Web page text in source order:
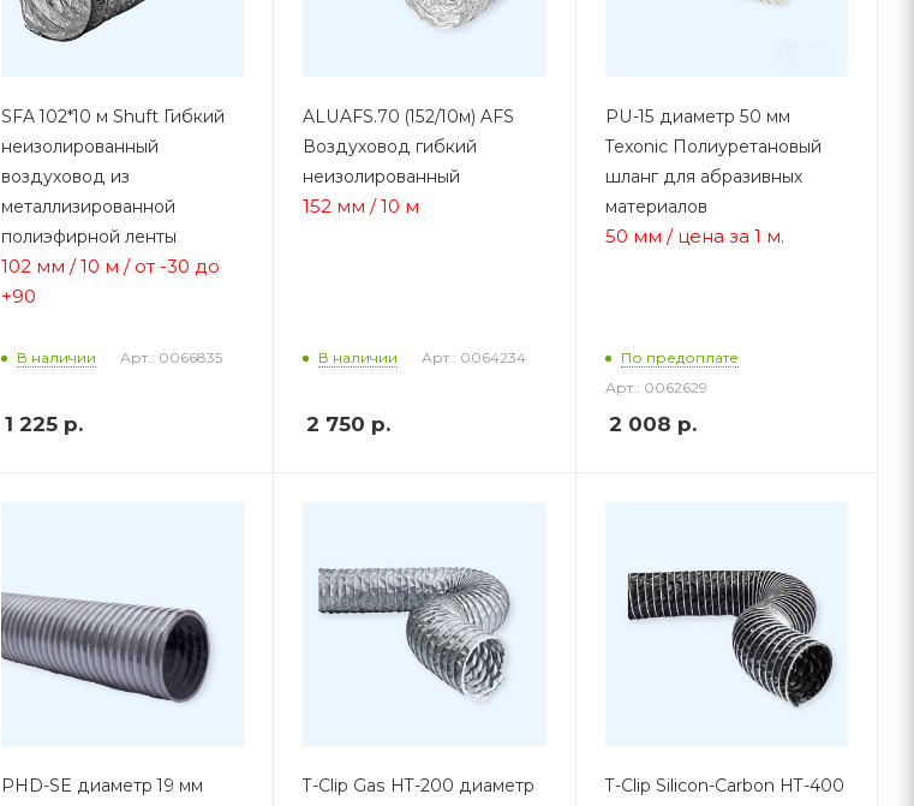
SFA 102*10 м Shuft Гибкий
неизолированный
воздуховод из
металлизированной
полиэфирной ленты
102 мм / 10 м / от -30 до
+90
В наличии Арт.: 0066835
1 225р.
ALUAFS.70 (152/10м) AFS
Воздуховод гибкий
неизолированный
152 мм / 10 м
В наличии Арт.: 0064234
2 750 р.
PU-15 диаметр 50 мм
Texonic Полиуретановый
шланг для абразивных
материалов
50 мм / цена за 1 м.
По предоплате
Арт.: 0062629
2 008 р.
PHD-SE диаметр 19 мм
T-Clip Gas HT-200 диаметр
T-Clip Silicon-Carbon HT-400